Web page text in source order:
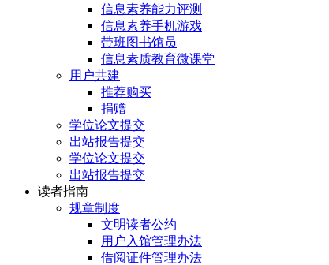
信息素养能力评测
信息素养手机游戏
带班图书馆员
信息素质教育微课堂
用户共建
推荐购买
捐赠
学位论文提交
出站报告提交
学位论文提交
出站报告提交
读者指南
规章制度
文明读者公约
用户入馆管理办法
借阅证件管理办法